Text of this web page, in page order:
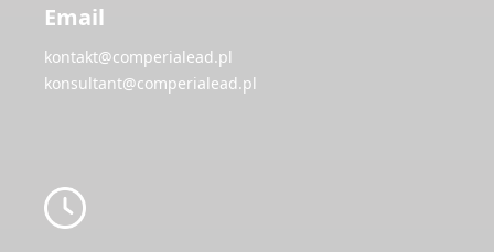
Email
kontakt@comperialead.pl
konsultant@comperialead.pl